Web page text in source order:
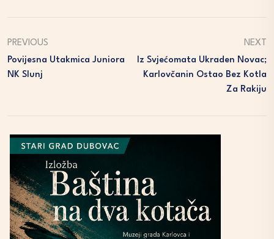
PREVIOUS
Povijesna Utakmica Juniora
NK Slunj
NEXT
Iz Svjećomata Ukraden Novac;
Karlovčanin Ostao Bez Kotla
Za Rakiju